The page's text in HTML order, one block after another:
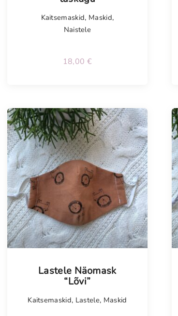
Kaitsemaskid, Maskid,
Naistele
18,00 €
Lastele Näomask
“Lõvi”
Kaitsemaskid, Lastele, Maskid